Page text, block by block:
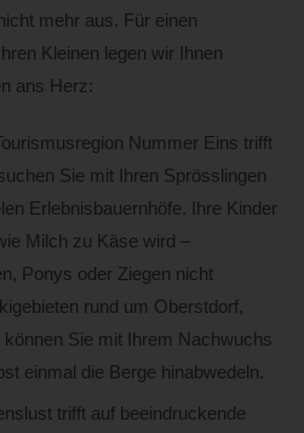
mehr aus. Für einen
Kleinen legen wir Ihnen
ans Herz:
Nummer Eins trifft
Sie mit Ihren Sprösslingen
Erlebnisbauernhöfe. Ihre Kinder
Milch zu Käse wird –
Ponys oder Ziegen nicht
rund um Oberstdorf,
Sie mit Ihrem Nachwuchs
einmal die Berge hinabwedeln.
trifft auf beeindruckende